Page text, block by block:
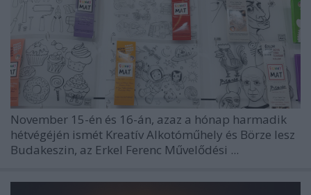
November 15-én és 16-án, azaz a hónap harmadik
hétvégéjén ismét Kreatív Alkotóműhely és Börze lesz
Budakeszin, az Erkel Ferenc Művelődési ...